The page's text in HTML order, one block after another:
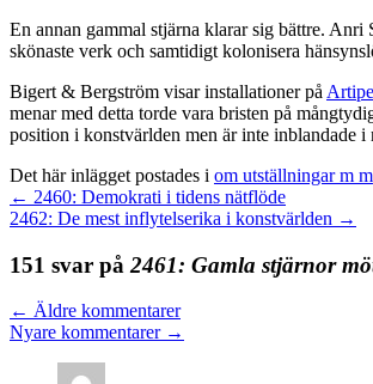
En annan gammal stjärna klarar sig bättre.
skönaste verk och samtidigt kolonisera
Bigert & Bergström visar installationer på
menar med detta torde vara bristen på
position i konstvärlden men är inte inblandade
Det här inlägget postades i om utställningar m m
← 2460: Demokrati i tidens nätflöde
2462: De mest inflytelserika i konstvärlden →
151 svar på 2461: Gamla stjärnor
← Äldre kommentarer
Nyare kommentarer →